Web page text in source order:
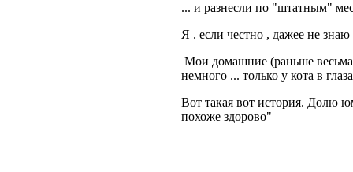
... и разнесли по "штатным"
Я . если честно , дажее не знаю
Мои домашние (раньше весьма
немного ... только у кота в
Вот такая вот история. Долю
похоже здорово"